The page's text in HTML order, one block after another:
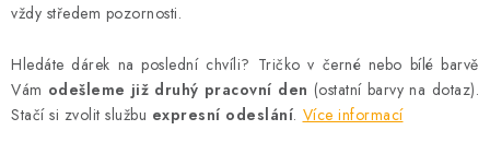
vždy středem pozornosti.
Hledáte dárek na poslední chvíli? Tričko v černé nebo bílé barvě
Vám odešleme již druhý pracovní den (ostatní barvy na dotaz).
Stačí si zvolit službu expresní odeslání. Více informací